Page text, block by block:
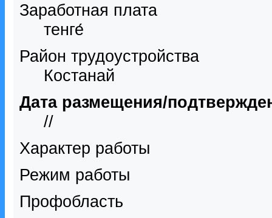
Заработная плата
тенге́
Район трудоустройства
Костанай
Дата размещения/
//
Характер работы
Режим работы
Профобласть